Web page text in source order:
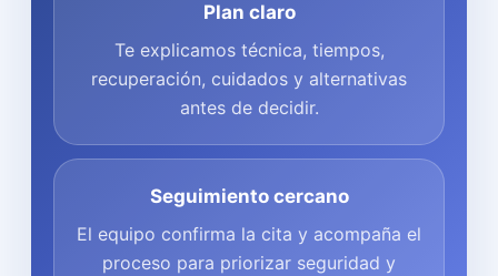
Plan claro
Te explicamos técnica, tiempos,
recuperación, cuidados y alternativas
antes de decidir.
Seguimiento cercano
El equipo confirma la cita y acompaña el
proceso para priorizar seguridad y